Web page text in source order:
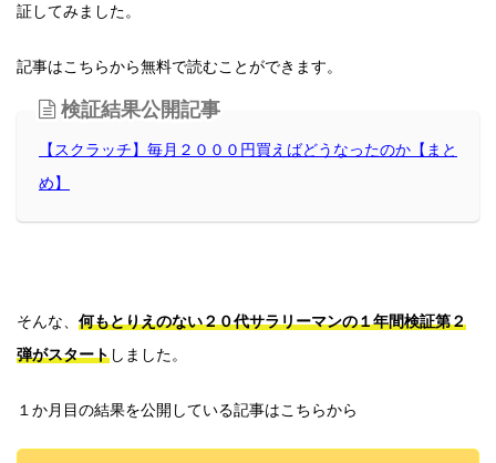
証してみました。
記事はこちらから無料で読むことができます。
検証結果公開記事
【スクラッチ】毎月２０００円買えばどうなったのか【まと
め】
そんな、 何もとりえのない２０代サラリーマンの１年間検証第２
弾がスタートしました。
１か月目の結果を公開している記事はこちらから